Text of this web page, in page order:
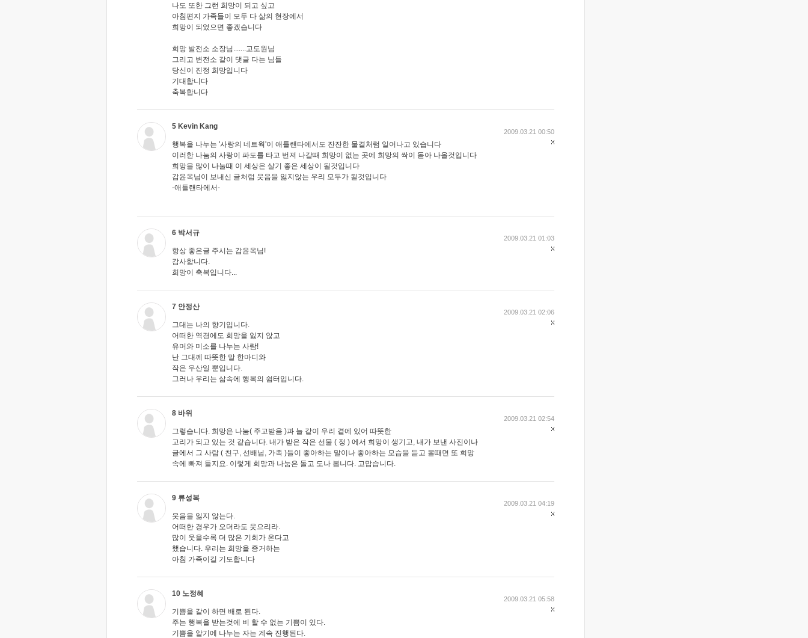
나도 또한 그런 희망이 되고 싶고
아침편지 가족들이 모두 다 삶의 현장에서
희망이 되었으면 좋겠습니다
희망 발전소 소장님.......고도원님
그리고 변전소 같이 댓글 다는 님들
당신이 진정 희망입니다
기대합니다
축복합니다
5 Kevin Kang
행복을 나누는 '사랑의 네트웍'이 애틀랜타에서도 잔잔한 물결처럼 일어나고 있습니다
이러한 나눔의 사랑이 파도를 타고 번져 나갈때 희망이 없는 곳에 희망의 싹이 돋아 나올것입니다
희망을 많이 나눌때 이 세상은 살기 좋은 세상이 될것입니다
감윤옥님이 보내신 글처럼 웃음을 잃지않는 우리 모두가 될것입니다
-애틀랜타에서-
2009.03.21 00:50
6 박서규
항상 좋은글 주시는 감윤옥님!
감사합니다.
희망이 축복입니다...
2009.03.21 01:03
7 안정산
그대는 나의 향기입니다.
어떠한 역경에도 희망을 잃지 않고
유머와 미소를 나누는 사람!
난 그대께 따뜻한 말 한마디와
작은 우산일 뿐입니다.
그러나 우리는 삶속에 행복의 쉼터입니다.
2009.03.21 02:06
8 바위
그렇습니다. 희망은 나눔( 주고받음 )과 늘 같이 우리 곁에 있어 따뜻한
고리가 되고 있는 것 같습니다. 내가 받은 작은 선물 ( 정 ) 에서 희망이 생기고, 내가 보낸 사진이나
글에서 그 사람 ( 친구, 선배님, 가족 )들이 좋아하는 말이나 좋아하는 모습을 듣고 볼때면 또 희망
속에 빠져 들지요. 이렇게 희망과 나눔은 돌고 도나 봅니다. 고맙습니다.
2009.03.21 02:54
9 류성복
웃음을 잃지 않는다.
어떠한 경우가 오더라도 웃으리라.
많이 웃을수록 더 많은 기회가 온다고
했습니다. 우리는 희망을 증거하는
아침 가족이길 기도합니다
2009.03.21 04:19
10 노정혜
기쁨을 같이 하면 배로 된다.
주는 행복을 받는것에 비 할 수 없는 기쁨이 있다.
기쁨을 알기에 나누는 자는 계속 진행된다.
2009.03.21 05:58